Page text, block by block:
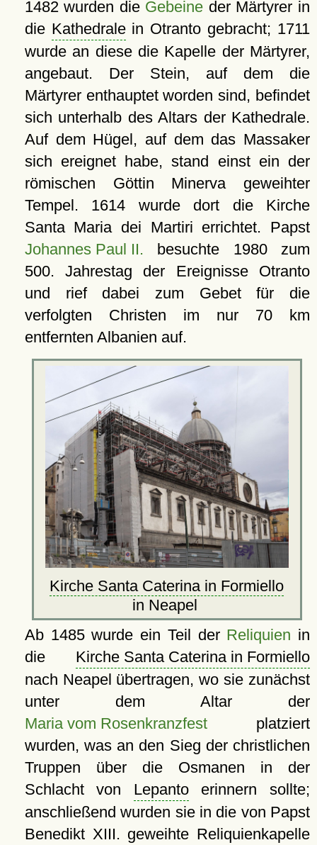
1482 wurden die Gebeine der Märtyrer in
die Kathedralein Otranto gebracht; 1711
wurde an diese die Kapelle der Märtyrer,
angebaut. Der Stein, auf dem die
Märtyrer enthauptet worden sind, befindet
sich unterhalb des Altars der Kathedrale.
Auf dem Hügel, auf dem das Massaker
sich ereignet habe, stand einst ein der
römischen Göttin Minerva geweihter
Tempel. 1614 wurde dort die Kirche
Santa Maria dei Martiri errichtet. Papst
Johannes Paul II. besuchte 1980 zum
500. Jahrestag der Ereignisse Otranto
und rief dabei zum Gebet für die
verfolgten Christen im nur 70 km
entfernten Albanien auf.
Kirche Santa Caterina in Formiello
in Neapel
Ab 1485 wurde ein Teil der Reliquien in
die Kirche Santa Caterina in Formiello
nach Neapel übertragen, wo sie zunächst
unter dem Altar der
Maria vom Rosenkranzfestplatziert
wurden, was an den Sieg der christlichen
Truppen über die Osmanen in der
Schlacht von Lepantoerinnern sollte;
anschließend wurden sie in die von Papst
Benedikt XIII. geweihte Reliquienkapelle